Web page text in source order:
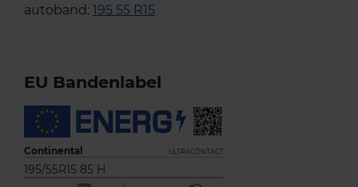
autoband: 195 55 R15
EU Bandenlabel
Continental ULTRACONTACT
195/55R15 85 H